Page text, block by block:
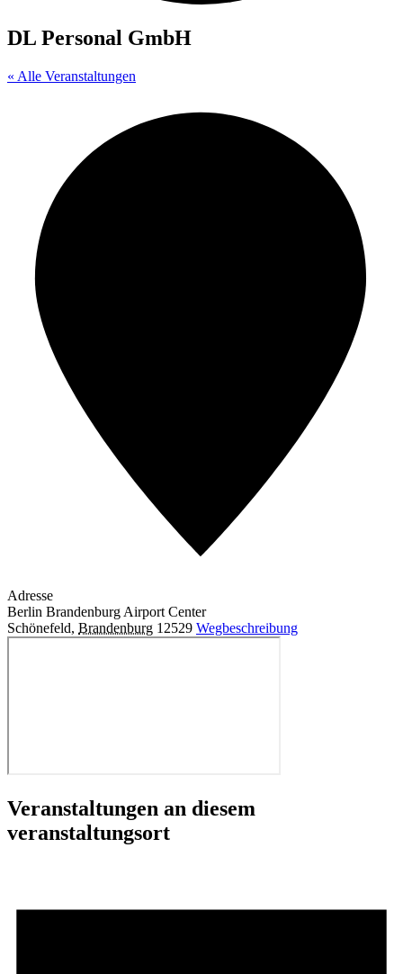
DL Personal GmbH
« Alle Veranstaltungen
Adresse
Berlin Brandenburg Airport Center
Schönefeld, Brandenburg 12529 Wegbeschreibung
Veranstaltungen an diesem
veranstaltungsort